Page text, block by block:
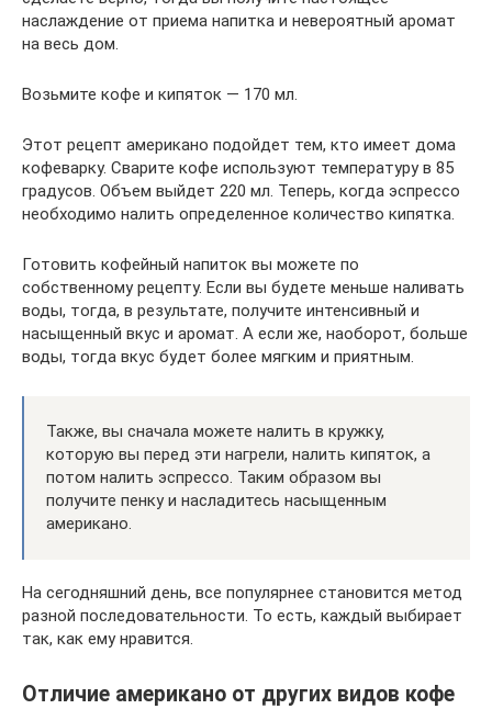
наслаждение от приема напитка и невероятный аромат
на весь дом.
Возьмите кофе и кипяток — 170 мл.
Этот рецепт американо подойдет тем, кто имеет дома
кофеварку. Сварите кофе используют температуру в 85
градусов. Объем выйдет 220 мл. Теперь, когда эспрессо
необходимо налить определенное количество кипятка.
Готовить кофейный напиток вы можете по
собственному рецепту. Если вы будете меньше наливать
воды, тогда, в результате, получите интенсивный и
насыщенный вкус и аромат. А если же, наоборот, больше
воды, тогда вкус будет более мягким и приятным.
Также, вы сначала можете налить в кружку,
которую вы перед эти нагрели, налить кипяток, а
потом налить эспрессо. Таким образом вы
получите пенку и насладитесь насыщенным
американо.
На сегодняшний день, все популярнее становится метод
разной последовательности. То есть, каждый выбирает
так, как ему нравится.
Отличие американо от других видов кофе